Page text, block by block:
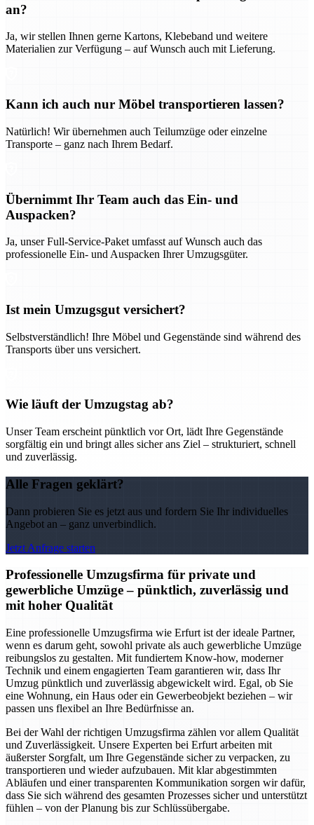
an?
Ja, wir stellen Ihnen gerne Kartons, Klebeband und weitere
Materialien zur Verfügung – auf Wunsch auch mit Lieferung.
Kann ich auch nur Möbel transportieren lassen?
Natürlich! Wir übernehmen auch Teilumzüge oder einzelne
Transporte – ganz nach Ihrem Bedarf.
Übernimmt Ihr Team auch das Ein- und
Auspacken?
Ja, unser Full-Service-Paket umfasst auf Wunsch auch das
professionelle Ein- und Auspacken Ihrer Umzugsgüter.
Ist mein Umzugsgut versichert?
Selbstverständlich! Ihre Möbel und Gegenstände sind während des
Transports über uns versichert.
Wie läuft der Umzugstag ab?
Unser Team erscheint pünktlich vor Ort, lädt Ihre Gegenstände
sorgfältig ein und bringt alles sicher ans Ziel – strukturiert, schnell
und zuverlässig.
Alle Fragen geklärt?
Dann probieren Sie es jetzt aus und fordern Sie Ihr individuelles
Angebot an – ganz unverbindlich.
Jetzt Anfrage starten
Professionelle Umzugsfirma für private und
gewerbliche Umzüge – pünktlich, zuverlässig und
mit hoher Qualität
Eine professionelle Umzugsfirma wie Erfurt ist der ideale Partner,
wenn es darum geht, sowohl private als auch gewerbliche Umzüge
reibungslos zu gestalten. Mit fundiertem Know-how, moderner
Technik und einem engagierten Team garantieren wir, dass Ihr
Umzug pünktlich und zuverlässig abgewickelt wird. Egal, ob Sie
eine Wohnung, ein Haus oder ein Gewerbeobjekt beziehen – wir
passen uns flexibel an Ihre Bedürfnisse an.
Bei der Wahl der richtigen Umzugsfirma zählen vor allem Qualität
und Zuverlässigkeit. Unsere Experten bei Erfurt arbeiten mit
äußerster Sorgfalt, um Ihre Gegenstände sicher zu verpacken, zu
transportieren und wieder aufzubauen. Mit klar abgestimmten
Abläufen und einer transparenten Kommunikation sorgen wir dafür,
dass Sie sich während des gesamten Prozesses sicher und unterstützt
fühlen – von der Planung bis zur Schlüssübergabe.